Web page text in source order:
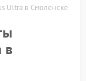
Ultra в Смоленске
в